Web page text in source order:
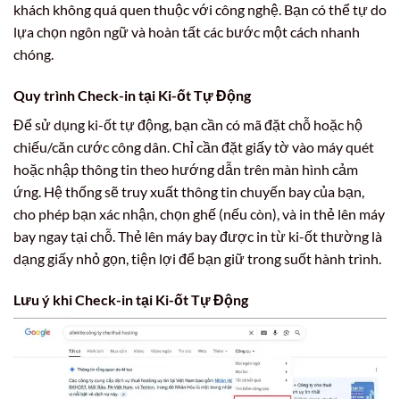
khách không quá quen thuộc với công nghệ. Bạn có thể tự do
lựa chọn ngôn ngữ và hoàn tất các bước một cách nhanh
chóng.
Quy trình Check-in tại Ki-ốt Tự Động
Để sử dụng ki-ốt tự động, bạn cần có mã đặt chỗ hoặc hộ
chiếu/căn cước công dân. Chỉ cần đặt giấy tờ vào máy quét
hoặc nhập thông tin theo hướng dẫn trên màn hình cảm
ứng. Hệ thống sẽ truy xuất thông tin chuyến bay của bạn,
cho phép bạn xác nhận, chọn ghế (nếu còn), và in thẻ lên máy
bay ngay tại chỗ. Thẻ lên máy bay được in từ ki-ốt thường là
dạng giấy nhỏ gọn, tiện lợi để bạn giữ trong suốt hành trình.
Lưu ý khi Check-in tại Ki-ốt Tự Động